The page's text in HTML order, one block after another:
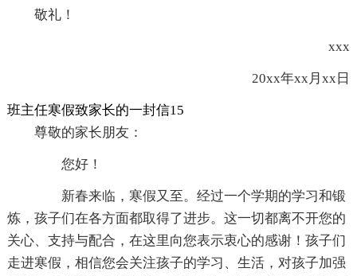
敬礼！
xxx
20xx年xx月xx日
班主任寒假致家长的一封信15
尊敬的家长朋友：
您好！
新春来临，寒假又至。经过一个学期的学习和锻
炼，孩子们在各方面都取得了进步。这一切都离不开您的
关心、支持与配合，在这里向您表示衷心的感谢！孩子们
走进寒假，相信您会关注孩子的学习、生活，对孩子加强